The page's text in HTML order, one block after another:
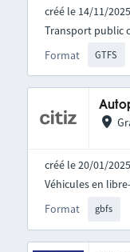
créé le 14/11/2025
Format GTFS
Transport public
créé le 20/01/2025
Format gbfs
Véhicules en